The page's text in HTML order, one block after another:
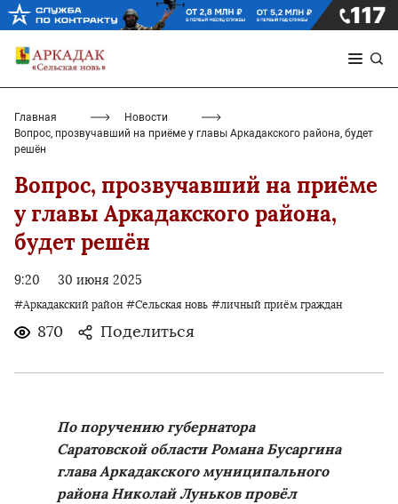
Главная
Новости
Вопрос, прозвучавший на приёме у главы Аркадакского района, будет
решён
Вопрос, прозвучавший на приёме
у главы Аркадакского района,
будет решён
9:20 30 июня 2025
#Аркадакский район #Сельская новь #личный приём граждан
870 Поделиться
По поручению губернатора
Саратовской области Романа Бусаргина
глава Аркадакского муниципального
района Николай Луньков провёл